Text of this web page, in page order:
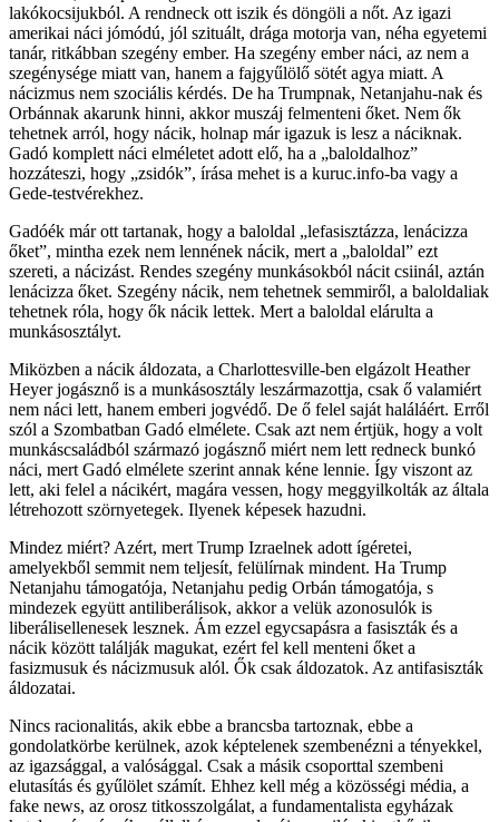
lakókocsijukból. A rendneck ott iszik és döngöli a nőt. Az igazi
amerikai náci jómódú, jól szituált, drága motorja van, néha egyetemi
tanár, ritkábban szegény ember. Ha szegény ember náci, az nem a
szegénysége miatt van, hanem a fajgyűlölő sötét agya miatt. A
nácizmus nem szociális kérdés. De ha Trumpnak, Netanjahu-nak és
Orbánnak akarunk hinni, akkor muszáj felmenteni őket. Nem ők
tehetnek arról, hogy nácik, holnap már igazuk is lesz a náciknak.
Gadó komplett náci elméletet adott elő, ha a „baloldalhoz”
hozzáteszi, hogy „zsidók”, írása mehet is a kuruc.info-ba vagy a
Gede-testvérekhez.
Gadóék már ott tartanak, hogy a baloldal „lefasisztázza, lenácizza
őket”, mintha ezek nem lennének nácik, mert a „baloldal” ezt
szereti, a nácizást. Rendes szegény munkásokból nácit csiinál, aztán
lenácizza őket. Szegény nácik, nem tehetnek semmiről, a baloldaliak
tehetnek róla, hogy ők nácik lettek. Mert a baloldal elárulta a
munkásosztályt.
Miközben a nácik áldozata, a Charlottesville-ben elgázolt Heather
Heyer jogásznő is a munkásosztály leszármazottja, csak ő valamiért
nem náci lett, hanem emberi jogvédő. De ő felel saját haláláért. Erről
szól a Szombatban Gadó elmélete. Csak azt nem értjük, hogy a volt
munkáscsaládból származó jogásznő miért nem lett redneck bunkó
náci, mert Gadó elmélete szerint annak kéne lennie. Így viszont az
lett, aki felel a nácikért, magára vessen, hogy meggyilkolták az általa
létrehozott szörnyetegek. Ilyenek képesek hazudni.
Mindez miért? Azért, mert Trump Izraelnek adott ígéretei,
amelyekből semmit nem teljesít, felülírnak mindent. Ha Trump
Netanjahu támogatója, Netanjahu pedig Orbán támogatója, s
mindezek együtt antiliberálisok, akkor a velük azonosulók is
liberálisellenesek lesznek. Ám ezzel egycsapásra a fasiszták és a
nácik között találják magukat, ezért fel kell menteni őket a
fasizmusuk és nácizmusuk alól. Ők csak áldozatok. Az antifasiszták
áldozatai.
Nincs racionalitás, akik ebbe a brancsba tartoznak, ebbe a
gondolatkörbe kerülnek, azok képtelenek szembenézni a tényekkel,
az igazsággal, a valósággal. Csak a másik csoporttal szembeni
elutasítás és gyűlölet számít. Ehhez kell még a közösségi média, a
fake news, az orosz titkosszolgálat, a fundamentalista egyházak